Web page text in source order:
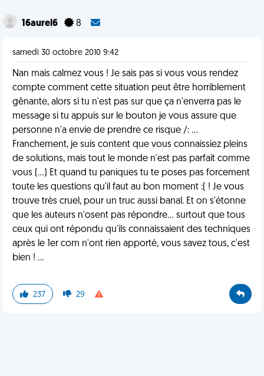
16aurel6 8
samedi 30 octobre 2010 9:42
Nan mais calmez vous ! Je sais pas si vous vous rendez
compte comment cette situation peut être horriblement
gênante, alors si tu n'est pas sur que ça n'enverra pas le
message si tu appuis sur le bouton je vous assure que
personne n'a envie de prendre ce risque /: ...
Franchement, je suis content que vous connaissiez pleins
de solutions, mais tout le monde n'est pas parfait comme
vous (...) Et quand tu paniques tu te poses pas forcement
toute les questions qu'il faut au bon moment :( ! Je vous
trouve très cruel, pour un truc aussi banal. Et on s'étonne
que les auteurs n'osent pas répondre... surtout que tous
ceux qui ont répondu qu'ils connaissaient des techniques
après le 1er com n'ont rien apporté, vous savez tous, c'est
bien ! ...
237 29